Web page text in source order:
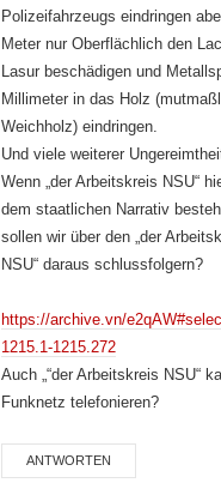
Polizeifahrzeugs eindringen
Meter nur Oberflächlich den
Lasur beschädigen und
Millimeter in das Holz
Weichholz) eindringen.
Und viele weiterer
Wenn „der Arbeitskreis NSU“
dem staatlichen Narrativ
sollen wir über den „der
NSU“ daraus schlussfolgern?
https://archive.vn/
1215.1-1215.272
Auch „“der Arbeitskreis NSU“
Funknetz telefonieren?
ANTWORTEN